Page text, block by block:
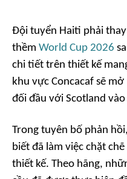
Đội tuyển Haiti phải
thềm World Cup 2026
chi tiết trên thiết kế
khu vực Concacaf sẽ
đối đầu với Scotland
Trong tuyên bố phản
biết đã làm việc chặt
thiết kế. Theo hãng,